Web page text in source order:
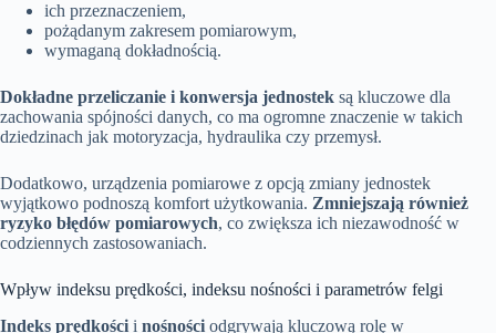
ich przeznaczeniem,
pożądanym zakresem pomiarowym,
wymaganą dokładnością.
Dokładne przeliczanie i konwersja jednostek są kluczowe dla
zachowania spójności danych, co ma ogromne znaczenie w takich
dziedzinach jak motoryzacja, hydraulika czy przemysł.
Dodatkowo, urządzenia pomiarowe z opcją zmiany jednostek
wyjątkowo podnoszą komfort użytkowania. Zmniejszają również
ryzyko błędów pomiarowych, co zwiększa ich niezawodność w
codziennych zastosowaniach.
Wpływ indeksu prędkości, indeksu nośności i parametrów felgi
Indeks prędkości i nośności odgrywają kluczową rolę w